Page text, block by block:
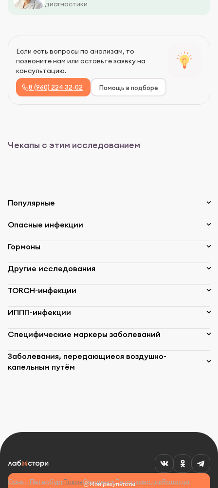
диагностики
Если есть вопросы по анализам, то
позвоните нам или оставьте заявку на
консультацию.
8 (960) 224 32-02 Помощь в подборе
Чекапы с этим исследованием
Популярные
Опасные инфекции
Гормоны
Другие исследования
TORCH-инфекции
ИППП-инфекции
Специфические маркеры заболеваний
Заболевания, передающиеся воздушно-
капельным путём
Мои результаты
Санкт-ПетербургПсковСмоленскПетрозаводскВологда